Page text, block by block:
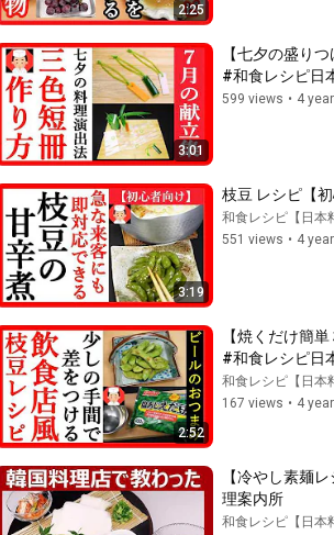
2:25
3:01
【七夕の盛り
#和食レシピ日
599 views • 4
3:19
枝豆 レシピ【
和食レシピ【日本
551 views • 4
2:52
【焼くだけ簡
#和食レシピ日
和食レシピ【日本
167 views • 4
【冷やし素麺
理案内所
和食レシピ【日本